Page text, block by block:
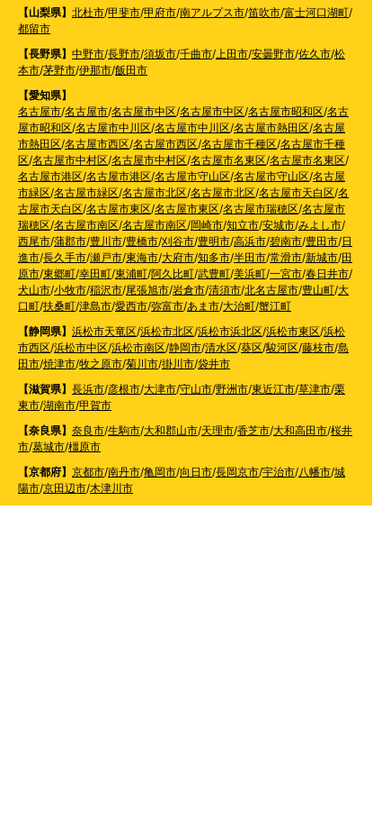
【山梨県】 北杜市/甲斐市/甲府市/南アルプス市/笛吹市/富士河口湖町/
都留市
【長野県】 中野市/長野市/須坂市/千曲市/上田市/安曇野市/佐久市/松
本市/茅野市/伊那市/飯田市
【愛知県】
名古屋市/名古屋市/名古屋市中区/名古屋市中区/名古屋市昭和区/名古
屋市昭和区/名古屋市中川区/名古屋市中川区/名古屋市熱田区/名古屋
市熱田区/名古屋市西区/名古屋市西区/名古屋市千種区/名古屋市千種
区/名古屋市中村区/名古屋市中村区/名古屋市名東区/名古屋市名東区/
名古屋市港区/名古屋市港区/名古屋市守山区/名古屋市守山区/名古屋
市緑区/名古屋市緑区/名古屋市北区/名古屋市北区/名古屋市天白区/名
古屋市天白区/名古屋市東区/名古屋市東区/名古屋市瑞穂区/名古屋市
瑞穂区/名古屋市南区/名古屋市南区/岡崎市/知立市/安城市/みよし市/
西尾市/蒲郡市/豊川市/豊橋市/刈谷市/豊明市/高浜市/碧南市/豊田市/日
進市/長久手市/瀬戸市/東海市/大府市/知多市/半田市/常滑市/新城市/田
原市/東郷町/幸田町/東浦町/阿久比町/武豊町/美浜町/一宮市/春日井市/
犬山市/小牧市/稲沢市/尾張旭市/岩倉市/清須市/北名古屋市/豊山町/大
口町/扶桑町/津島市/愛西市/弥富市/あま市/大治町/蟹江町
【静岡県】 浜松市天竜区/浜松市北区/浜松市浜北区/浜松市東区/浜松
市西区/浜松市中区/浜松市南区/静岡市/清水区/葵区/駿河区/藤枝市/島
田市/焼津市/牧之原市/菊川市/掛川市/袋井市
【滋賀県】 長浜市/彦根市/大津市/守山市/野洲市/東近江市/草津市/栗
東市/湖南市/甲賀市
【奈良県】 奈良市/生駒市/大和郡山市/天理市/香芝市/大和高田市/桜井
市/葛城市/橿原市
【京都府】 京都市/南丹市/亀岡市/向日市/長岡京市/宇治市/八幡市/城
陽市/京田辺市/木津川市